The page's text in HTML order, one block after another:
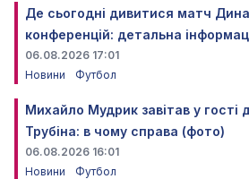
Де сьогодні дивитися матч
конференцій: детальна
06.08.2026 17:01
Новини
Футбол
Михайло Мудрик завітав у гості
Трубіна: в чому справа (фото)
06.08.2026 16:01
Новини
Футбол